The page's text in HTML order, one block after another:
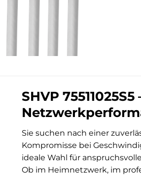
SHVP
Sie suchen nach einer
Kompromisse bei
ideale Wahl für
Ob im Heimnetzwerk, im